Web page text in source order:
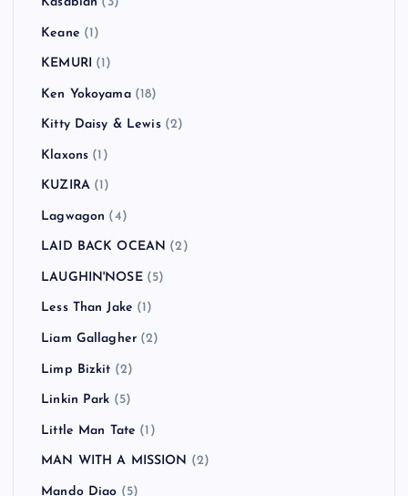
Keane (1)
KEMURI (1)
Ken Yokoyama(18)
Kitty Daisy & Lewis(2)
Klaxons (1)
KUZIRA(1)
Lagwagon (4)
LAID BACK OCEAN (2)
LAUGHIN'NOSE(5)
Less Than Jake (1)
Liam Gallagher (2)
Limp Bizkit (2)
Linkin Park (5)
Little Man Tate (1)
MAN WITH A MISSION (2)
Mando Diao (5)